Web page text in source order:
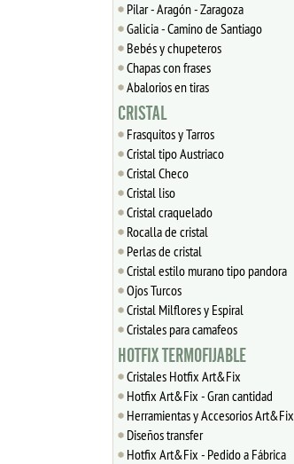
Pilar - Aragón - Zaragoza
Galicia - Camino de Santiago
Bebés y chupeteros
Chapas con frases
Abalorios en tiras
CRISTAL
Frasquitos y Tarros
Cristal tipo Austriaco
Cristal Checo
Cristal liso
Cristal craquelado
Rocalla de cristal
Perlas de cristal
Cristal estilo murano tipo pandora
Ojos Turcos
Cristal Milflores y Espiral
Cristales para camafeos
HOTFIX TERMOFIJABLE
Cristales Hotfix Art&Fix
Hotfix Art&Fix - Gran cantidad
Herramientas y Accesorios Art&Fix
Diseños transfer
Hotfix Art&Fix - Pedido a Fábrica
Bolsas de organza color azul
oscuro (50 uds.) tamaño a